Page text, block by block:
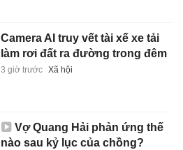
Camera AI truy vết tài xế xe tải
làm rơi đất ra đường trong đêm
3 giờ trước Xã hội
Vợ Quang Hải phản ứng thế
nào sau kỷ lục của chồng?